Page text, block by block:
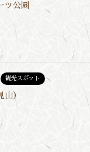
ツ公園
観光スポット
山）